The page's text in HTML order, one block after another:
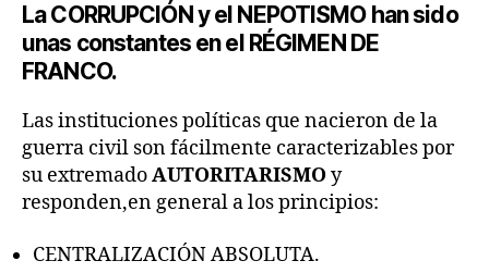
LaCORRUPCIÓNy el NEPOTISMOhan sido
unas constantes en el RÉGIMEN DE
FRANCO.
Las instituciones políticas que nacieron de la
guerra civil son fácilmente caracterizables por
su extremadoAUTORITARISMOy
responden,en general a los principios:
CENTRALIZACIÓN ABSOLUTA.